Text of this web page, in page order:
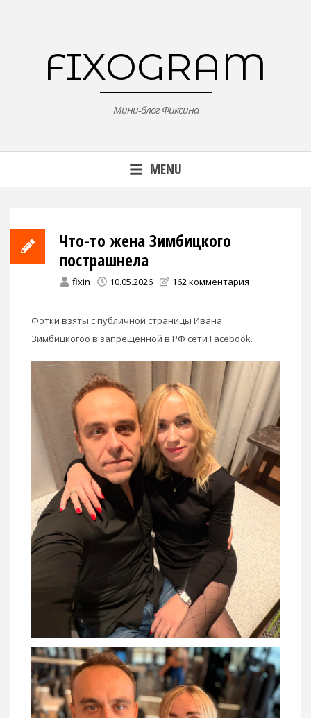
FIXOGRAM
Мини-блог Фиксина
MENU
Что-то жена Зимбицкого
пострашнела
fixin 10.05.2026 162 комментария
Фотки взяты с публичной страницы Ивана
Зимбицкогоо в запрещенной в РФ сети Facebook.